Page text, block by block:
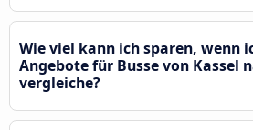
Wie viel kann ich sparen, wenn
Angebote für Busse von Kassel
vergleiche?